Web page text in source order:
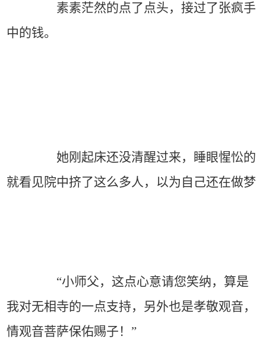
素素茫然的点了点头，接过了张疯手
中的钱。
她刚起床还没清醒过来，睡眼惺忪的
就看见院中挤了这么多人，以为自己还在做梦
“小师父，这点心意请您笑纳，算是
我对无相寺的一点支持，另外也是孝敬观音，
情观音菩萨保佑赐子！”